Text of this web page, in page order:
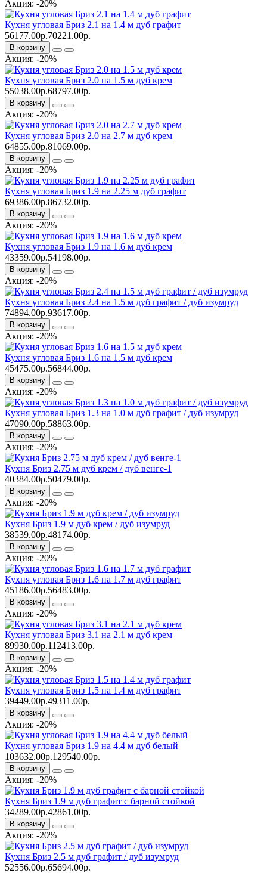
Акция: -20%
Кухня угловая Бриз 2.1 на 1.4 м дуб графит
56177.00р.70221.00р.
В корзину
Акция: -20%
Кухня угловая Бриз 2.0 на 1.5 м дуб крем
55038.00р.68797.00р.
В корзину
Акция: -20%
Кухня угловая Бриз 2.0 на 2.7 м дуб крем
64855.00р.81069.00р.
В корзину
Акция: -20%
Кухня угловая Бриз 1.9 на 2.25 м дуб графит
69386.00р.86732.00р.
В корзину
Акция: -20%
Кухня угловая Бриз 1.9 на 1.6 м дуб крем
43359.00р.54198.00р.
В корзину
Акция: -20%
Кухня угловая Бриз 2.4 на 1.5 м дуб графит / дуб изумруд
74894.00р.93617.00р.
В корзину
Акция: -20%
Кухня угловая Бриз 1.6 на 1.5 м дуб крем
45475.00р.56844.00р.
В корзину
Акция: -20%
Кухня угловая Бриз 1.3 на 1.0 м дуб графит / дуб изумруд
47090.00р.58863.00р.
В корзину
Акция: -20%
Кухня Бриз 2.75 м дуб крем / дуб венге-1
40384.00р.50479.00р.
В корзину
Акция: -20%
Кухня Бриз 1.9 м дуб крем / дуб изумруд
38539.00р.48174.00р.
В корзину
Акция: -20%
Кухня угловая Бриз 1.6 на 1.7 м дуб графит
45186.00р.56483.00р.
В корзину
Акция: -20%
Кухня угловая Бриз 3.1 на 2.1 м дуб крем
89930.00р.112413.00р.
В корзину
Акция: -20%
Кухня угловая Бриз 1.5 на 1.4 м дуб графит
39449.00р.49311.00р.
В корзину
Акция: -20%
Кухня угловая Бриз 1.9 на 4.4 м дуб белый
103632.00р.129540.00р.
В корзину
Акция: -20%
Кухня Бриз 1.9 м дуб графит с барной стойкой
34289.00р.42861.00р.
В корзину
Акция: -20%
Кухня Бриз 2.5 м дуб графит / дуб изумруд
52556.00р.65694.00р.